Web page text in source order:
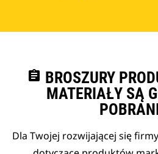
assignment BROSZURY
MATERIAŁY SĄ
Dla Twojej rozwijającej się